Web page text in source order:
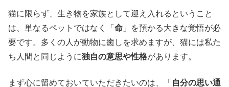
猫に限らず、生き物を家族として迎え入れるということ
は、単なるペットではなく「 命 」を預かる大きな覚悟が必
要です。多くの人が動物に癒しを求めますが、猫には私た
ち人間と同じように独自の意思や性格があります。
まず心に留めておいていただきたいのは、「 自分の思い通